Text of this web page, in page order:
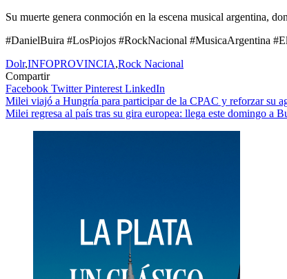
Su muerte genera conmoción en la escena musical argentina,
#DanielBuira #LosPiojos #RockNacional #MusicaArgentina
Dolr,INFOPROVINCIA,Rock Nacional
Compartir
Facebook TwitterPinterest LinkedIn
Navegación
de
Milei viajó a Hungría para participar de la CPAC y reforzar su
Milei regresa al país tras su gira europea: llega este domingo a